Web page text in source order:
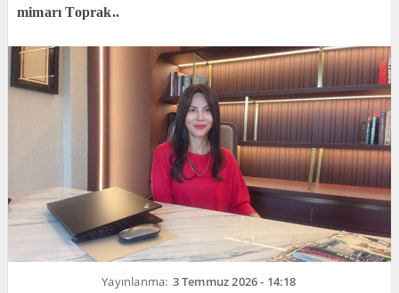
mimarı Toprak..
Yayınlanma: 3 Temmuz 2026 - 14:18